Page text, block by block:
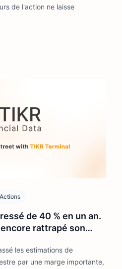
de l'action ne laisse
de 40 % en un an.
rattrapé son
les estimations de
par une marge importante,